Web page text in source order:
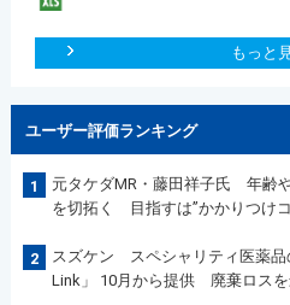
もっと
ユーザー評価ランキング
1
元タケダMR・藤田祥子氏 年齢
を切拓く 目指すは”かかりつけ
2
スズケン スペシャリティ医薬品
Link」 10月から提供 廃棄ロス